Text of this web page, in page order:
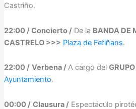
Castriño.
22:00 / Concierto /De la BANDA DE
CASTRELO >>> Plaza de Fefiñans.
22:00 / Verbena /A cargo del
Ayuntamiento.
00:00 / Clausura /Espectáculo